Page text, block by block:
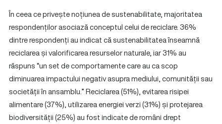
În ceea ce privește noțiunea de sustenabilitate, majoritatea
respondenților asociază conceptul celui de reciclare. 36%
dintre respondenți au indicat că sustenabilitatea înseamnă
reciclarea și valorificarea resurselor naturale, iar 31% au
răspuns “un set de comportamente care au ca scop
diminuarea impactului negativ asupra mediului, comunității sau
societății în ansamblu.” Reciclarea (51%), evitarea risipei
alimentare (37%), utilizarea energiei verzi (31%) și protejarea
biodiversității (25%) au fost indicate de români drept